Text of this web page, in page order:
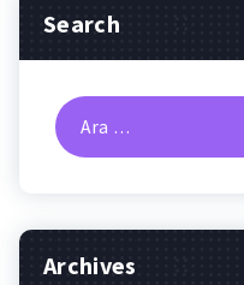
Search
Arama:
Archives